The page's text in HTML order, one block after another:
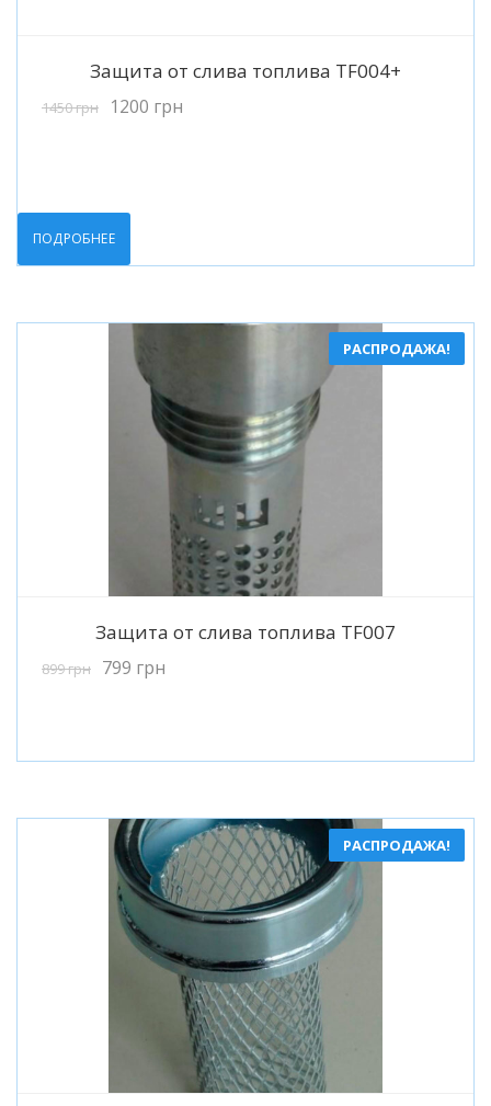
Подробнее
Защита от слива топлива TF004+
1450грн 1200 грн
ПОДРОБНЕЕ
РАСПРОДАЖА!
Подробнее
Защита от слива топлива TF007
899грн 799 грн
РАСПРОДАЖА!